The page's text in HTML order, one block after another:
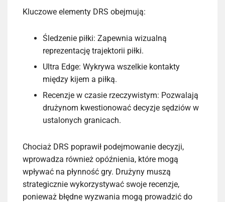
Kluczowe elementy DRS obejmują:
Śledzenie piłki: Zapewnia wizualną
reprezentację trajektorii piłki.
Ultra Edge: Wykrywa wszelkie kontakty
między kijem a piłką.
Recenzje w czasie rzeczywistym: Pozwalają
drużynom kwestionować decyzje sędziów w
ustalonych granicach.
Chociaż DRS poprawił podejmowanie decyzji,
wprowadza również opóźnienia, które mogą
wpływać na płynność gry. Drużyny muszą
strategicznie wykorzystywać swoje recenzje,
ponieważ błędne wyzwania mogą prowadzić do